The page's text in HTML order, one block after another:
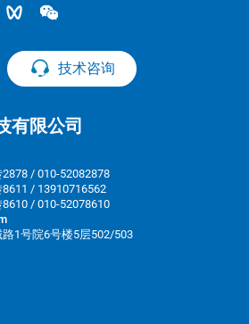
技术咨询
有限公司
/ 010-52082878
/ 13910716562
/ 010-52078610
1号院6号楼5层502/503